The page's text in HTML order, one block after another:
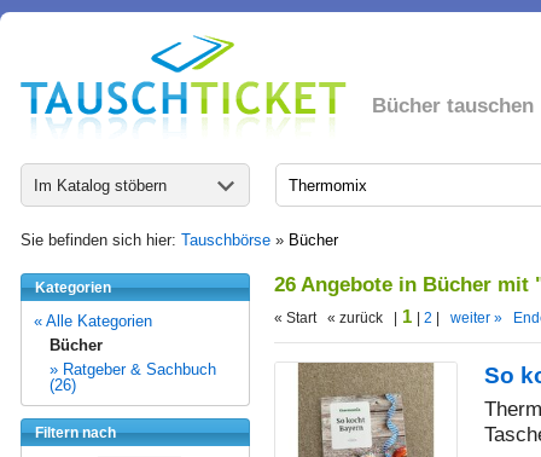
Bücher tauschen
Im Katalog stöbern
Sie befinden sich hier: Tauschbörse » Bücher
Kategorien
« Alle Kategorien
Bücher
» Ratgeber & Sachbuch
(26)
Filtern nach
26 Angebote in Bücher mit
« Start « zurück | 1 2 weiter »
So